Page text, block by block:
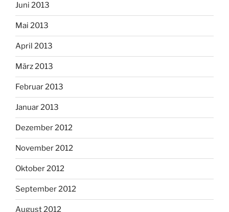
Juni 2013
Mai 2013
April 2013
März 2013
Februar 2013
Januar 2013
Dezember 2012
November 2012
Oktober 2012
September 2012
August 2012